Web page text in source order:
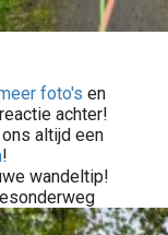
foto's en
achter!
altijd een
!
wandeltip!